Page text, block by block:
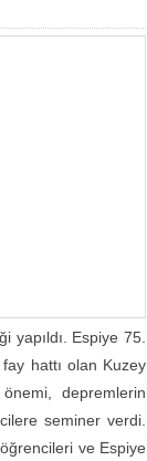
yapıldı. Espiye 75.
hattı olan Kuzey
depremlerin
seminer verdi.
ve Espiye